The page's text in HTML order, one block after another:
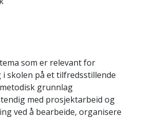
som er relevant for
skolen på et tilfredsstillende
grunnlag
med prosjektarbeid og
ved å bearbeide, organisere